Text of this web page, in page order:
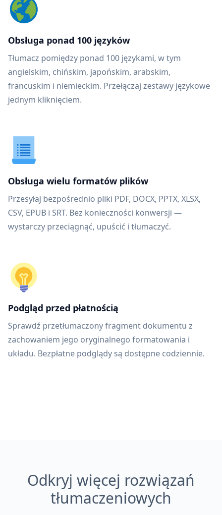
Obsługa ponad 100 języków
Tłumacz pomiędzy ponad 100 językami, w tym
angielskim, chińskim, japońskim, arabskim,
francuskim i niemieckim. Przełączaj zestawy językowe
jednym kliknięciem.
Obsługa wielu formatów plików
Przesyłaj bezpośrednio pliki PDF, DOCX, PPTX, XLSX,
CSV, EPUB i SRT. Bez konieczności konwersji —
wystarczy przeciągnąć, upuścić i tłumaczyć.
Podgląd przed płatnością
Sprawdź przetłumaczony fragment dokumentu z
zachowaniem jego oryginalnego formatowania i
układu. Bezpłatne podglądy są dostępne codziennie.
Odkryj więcej rozwiązań
tłumaczeniowych